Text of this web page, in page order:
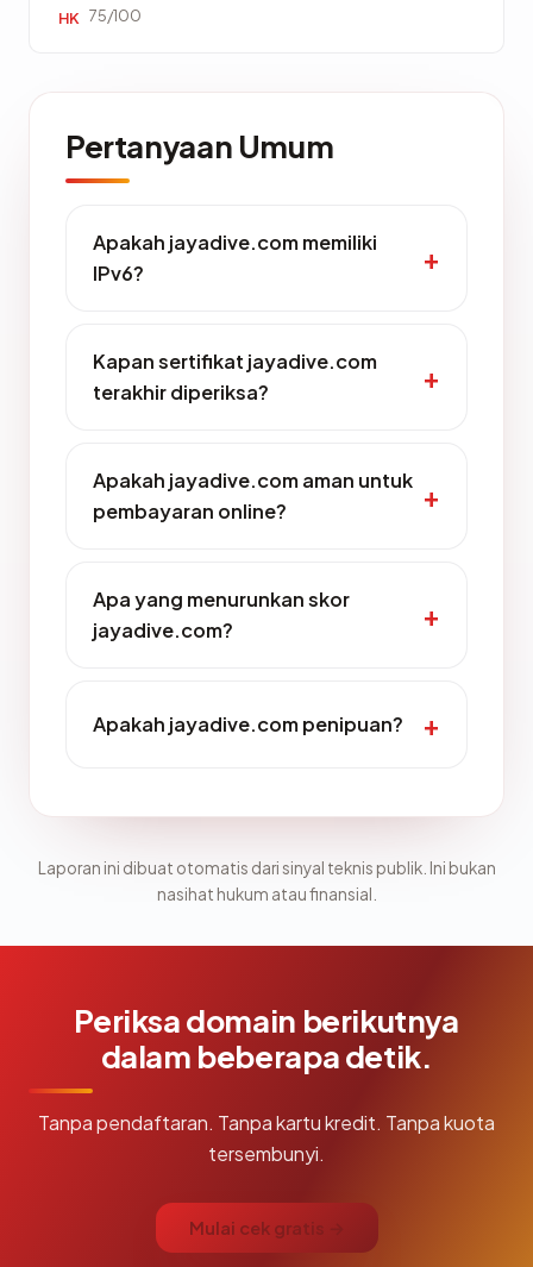
HK 75/100
Pertanyaan Umum
Apakah jayadive.com memiliki
IPv6?
Kapan sertifikat jayadive.com
terakhir diperiksa?
Apakah jayadive.com aman untuk
pembayaran online?
Apa yang menurunkan skor
jayadive.com?
Apakah jayadive.com penipuan?
Laporan ini dibuat otomatis dari sinyal teknis publik. Ini bukan
nasihat hukum atau finansial.
Periksa domain berikutnya
dalam beberapa detik.
Tanpa pendaftaran. Tanpa kartu kredit. Tanpa kuota
tersembunyi.
Mulai cek gratis →